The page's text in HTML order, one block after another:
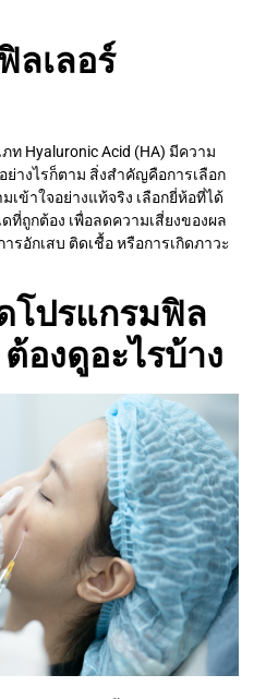
ลเลอร์
Hyaluronic Acid (HA) มีความ
ย่างไรก็ตาม สิ่งสำคัญคือการเลือก
ข้าใจอย่างแท้จริง เลือกยี่ห้อที่ได้
ที่ถูกต้อง เพื่อลดความเสี่ยงของผล
รอักเสบ ติดเชื้อ หรือการเกิดภาวะ
โปรแกรมฟิล
ต้องดูอะไรบ้าง